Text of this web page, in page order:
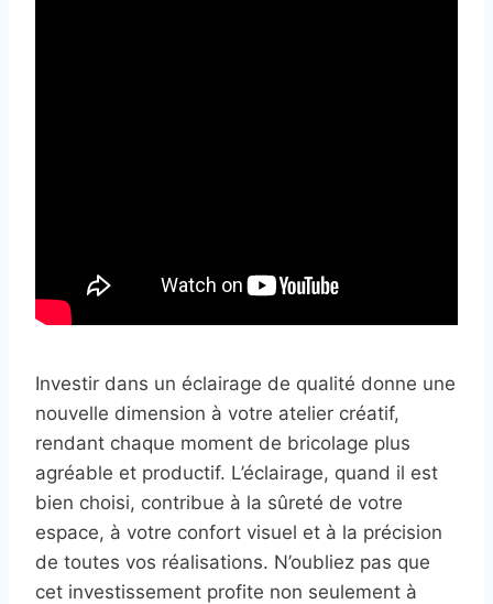
Investir dans un éclairage de qualité donne une
nouvelle dimension à votre atelier créatif,
rendant chaque moment de bricolage plus
agréable et productif. L’éclairage, quand il est
bien choisi, contribue à la sûreté de votre
espace, à votre confort visuel et à la précision
de toutes vos réalisations. N’oubliez pas que
cet investissement profite non seulement à